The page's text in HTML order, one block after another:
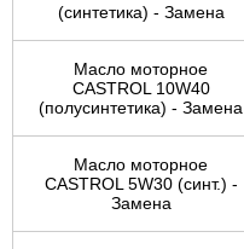
(синтетика) - Замена
Масло моторное
CASTROL 10W40
(полусинтетика) - Замена
Масло моторное
CASTROL 5W30 (синт.) -
Замена